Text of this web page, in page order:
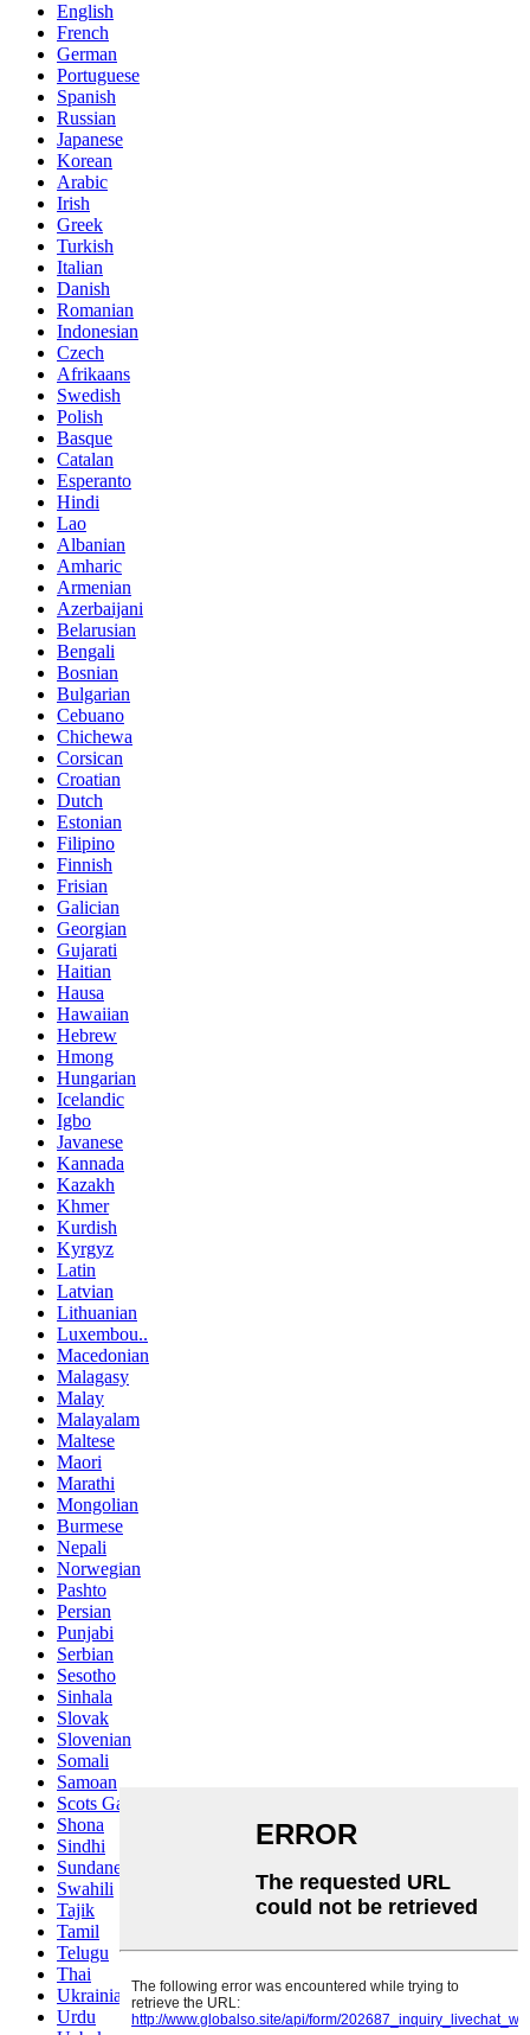
English
French
German
Portuguese
Spanish
Russian
Japanese
Korean
Arabic
Irish
Greek
Turkish
Italian
Danish
Romanian
Indonesian
Czech
Afrikaans
Swedish
Polish
Basque
Catalan
Esperanto
Hindi
Lao
Albanian
Amharic
Armenian
Azerbaijani
Belarusian
Bengali
Bosnian
Bulgarian
Cebuano
Chichewa
Corsican
Croatian
Dutch
Estonian
Filipino
Finnish
Frisian
Galician
Georgian
Gujarati
Haitian
Hausa
Hawaiian
Hebrew
Hmong
Hungarian
Icelandic
Igbo
Javanese
Kannada
Kazakh
Khmer
Kurdish
Kyrgyz
Latin
Latvian
Lithuanian
Luxembou..
Macedonian
Malagasy
Malay
Malayalam
Maltese
Maori
Marathi
Mongolian
Burmese
Nepali
Norwegian
Pashto
Persian
Punjabi
Serbian
Sesotho
Sinhala
Slovak
Slovenian
Somali
Samoan
Scots Gaelic
Shona
Sindhi
Sundanese
Swahili
Tajik
Tamil
Telugu
Thai
Ukrainian
Urdu